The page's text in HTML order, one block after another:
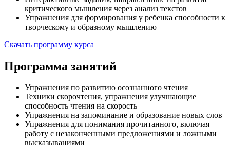
критического мышления через анализ текстов
Упражнения для формирования у ребенка способности к
творческому и образному мышлению
Скачать программу курса
Программа занятий
Упражнения по развитию осознанного чтения
Техники скорочтения, упражнения улучшающие
способность чтения на скорость
Упражнения на запоминание и образование новых слов
Упражнения для понимания прочитанного, включая
работу с незаконченными предложениями и ложными
высказываниями